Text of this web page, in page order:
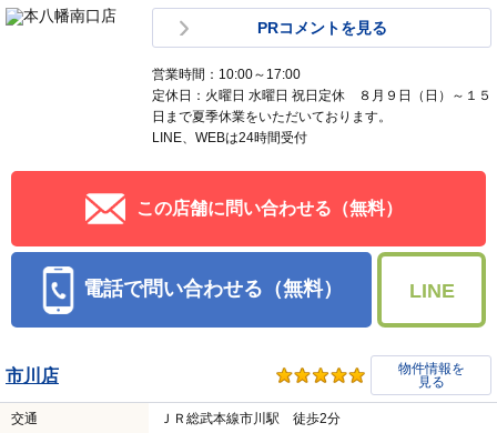
PRコメントを見る
営業時間：10:00～17:00
定休日：火曜日 水曜日 祝日定休 ８月９日（日）～１５
日まで夏季休業をいただいております。
LINE、WEBは24時間受付
この店舗に問い合わせる（無料）
電話で問い合わせる（無料） LINE
市川店
物件情報を
見る
交通 ＪＲ総武本線市川駅 徒歩2分